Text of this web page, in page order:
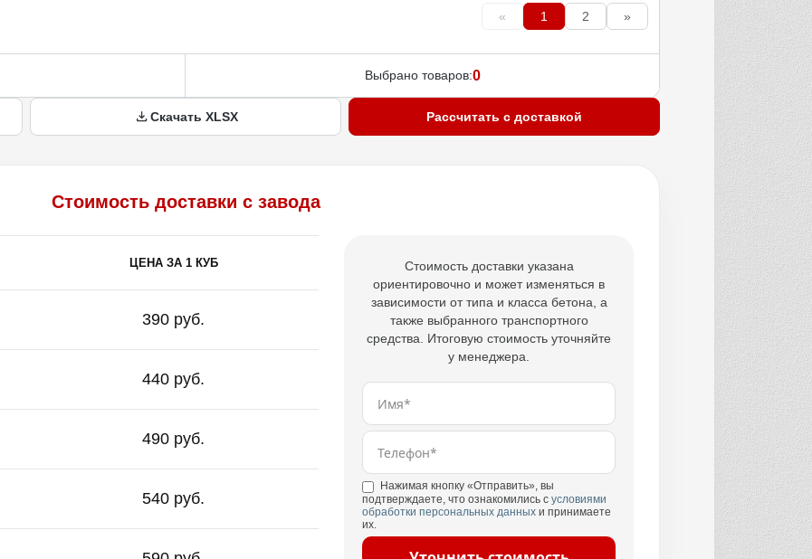
« 1 2 »
Выбрано товаров:0
Скачать XLSX Рассчитать с доставкой
Стоимость доставки с завода
ЦЕНА ЗА 1 КУБ
390 руб.
440 руб.
490 руб.
540 руб.
Стоимость доставки указана
ориентировочно и может изменяться в
зависимости от типа и класса бетона, а
также выбранного транспортного
средства. Итоговую стоимость уточняйте
у менеджера.
Нажимая кнопку «Отправить», вы
подтверждаете, что ознакомились с условиями
обработки персональных данных и принимаете
их.